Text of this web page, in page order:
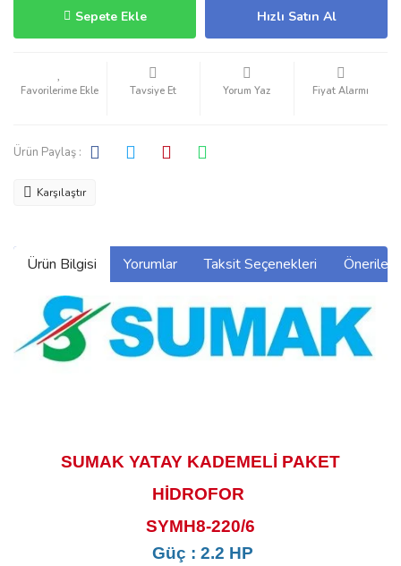
Sepete Ekle Hızlı Satın Al
Tavsiye Et Yorum Yaz Fiyat Alarmı
Ürün Paylaş :
Karşılaştır
Ürün Bilgisi Yorumlar Taksit Seçenekleri
SUMAK YATAY KADEMELİ PAKET
HİDROFOR
SYMH8-220/6
Güç : 2.2 HP